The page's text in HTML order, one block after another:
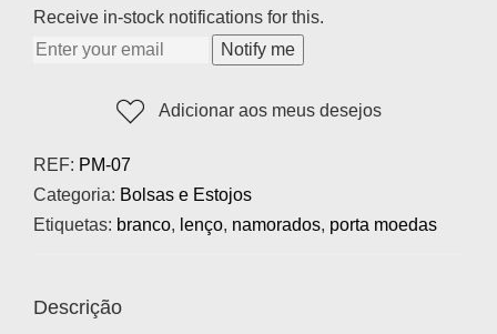
Receive in-stock notifications for this.
Notify me
Adicionar aos meus desejos
REF: PM-07
Categoria: Bolsas e Estojos
Etiquetas: branco, lenço, namorados, porta moedas
Descrição